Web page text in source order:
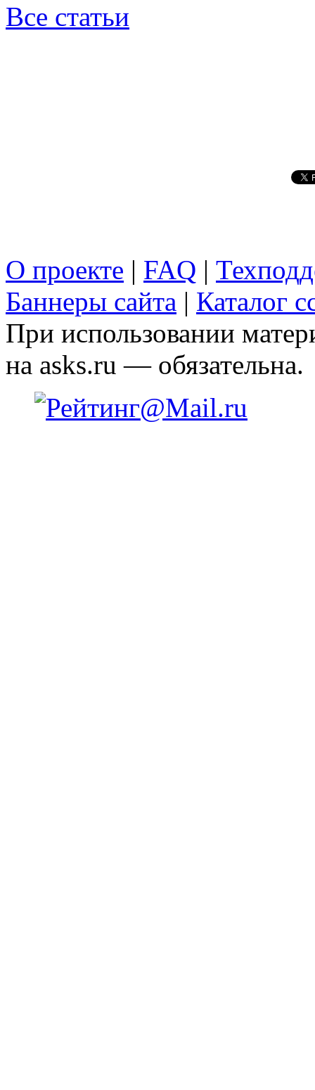
Все статьи
О проекте | FAQ |
Баннеры сайта | Каталог
При использовании
на asks.ru — обязательна.